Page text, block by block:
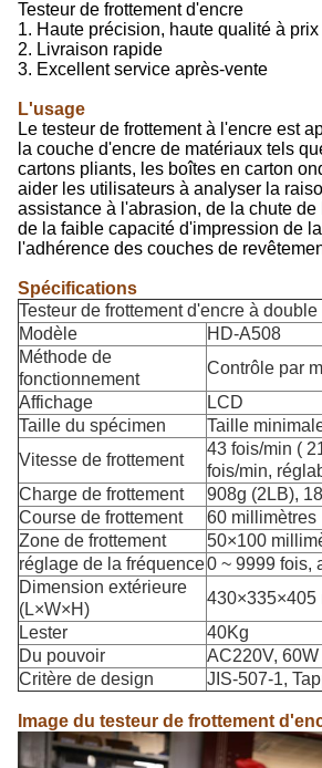
Testeur de frottement d'encre
1. Haute précision, haute qualité à
2. Livraison rapide
3. Excellent service après-vente
L'usage
Le testeur de frottement à l'encre est
la couche d'encre de matériaux tels
cartons pliants, les boîtes en carton
aider les utilisateurs à analyser la
assistance à l'abrasion, de la chute de
de la faible capacité d'impression de
l'adhérence des couches de
Spécifications
Testeur de frottement d'encre à
Modèle
HD-A508
Méthode de
fonctionnement
Contrôle par
Affichage
LCD
Taille du spécimen
Taille
Vitesse de frottement
43 fois/min (
fois/min,
Charge de frottement
908g (2LB),
Course de frottement
60 millimètres
Zone de frottement
50×100
réglage de la fréquence0 ~ 9999 fois,
Dimension extérieure
(L×W×H)
430×335×405
Lester
40Kg
Du pouvoir
AC220V, 60W
Critère de design
JIS-507-1,
Image du testeur de frottement